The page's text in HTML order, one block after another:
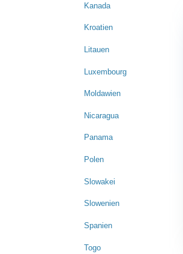
Kanada
Kroatien
Litauen
Luxembourg
Moldawien
Nicaragua
Panama
Polen
Slowakei
Slowenien
Spanien
Togo